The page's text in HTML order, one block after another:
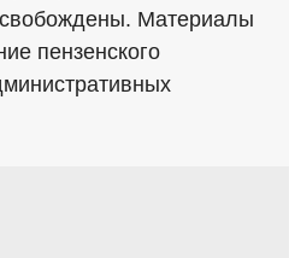
Материалы
пензенского